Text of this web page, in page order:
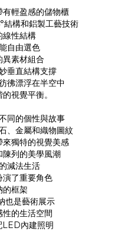
輕盈感的儲物櫃
結構和鋁製工藝技術
線性結構
自由選色
異素材組合
垂直結構支撐
彿漂浮在半空中
視覺平衡。
同的個性與故事
、金屬和織物圖紋
來獨特的視覺美感
列的美學風潮
減法生活
演了重要角色
的框架
也是藝術展示
的生活空間
LED內建照明